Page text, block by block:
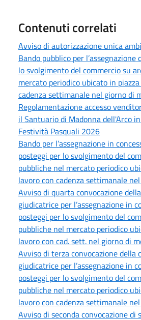
Contenuti correlati
Avviso di autorizzazione unica
Bando pubblico per
lo svolgimento del commercio su
mercato periodico ubicato in
cadenza settimanale nel giorno di
Regolamentazione accesso
il Santuario di Madonna dell'Arco
Festività Pasquali 2026
Bando per l’assegnazione in
posteggi per lo svolgimento del
pubbliche nel mercato periodico
lavoro con cadenza settimanale
Avviso di quarta convocazione
giudicatrice per l’assegnazione in
posteggi per lo svolgimento del
pubbliche nel mercato periodico
lavoro con cad. sett. nel giorno di
Avviso di terza convocazione della
giudicatrice per l’assegnazione in
posteggi per lo svolgimento del
pubbliche nel mercato periodico
lavoro con cadenza settimanale
Avviso di seconda convocazione di